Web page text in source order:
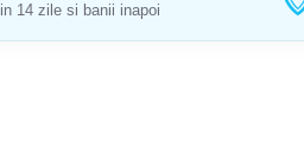
in 14 zile si banii inapoi